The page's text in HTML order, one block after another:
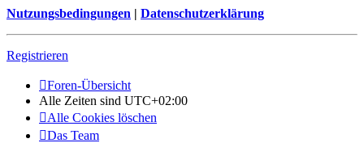
Nutzungsbedingungen | Datenschutzerklärung
Registrieren
Foren-Übersicht
Alle Zeiten sind UTC+02:00
Alle Cookies löschen
Das Team